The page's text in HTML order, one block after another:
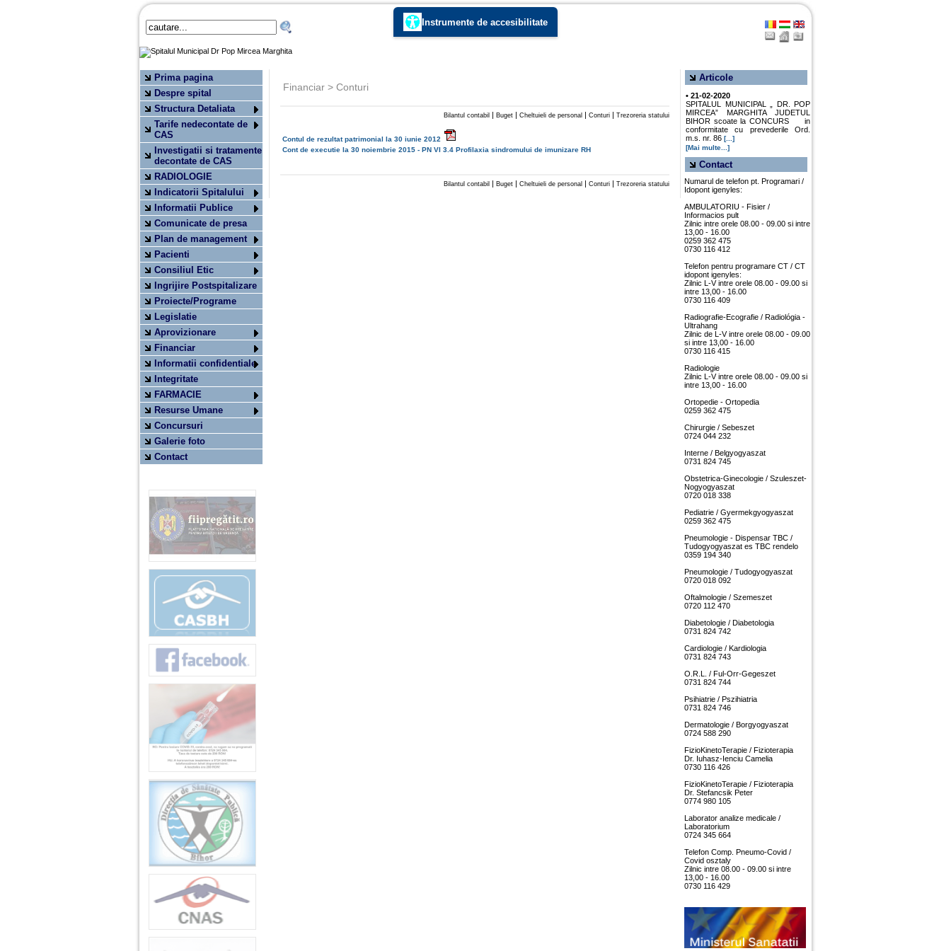
Instrumente de accesibilitate
Prima pagina
Despre spital
Structura Detaliata
Tarife nedecontate de
CAS
Investigatii si tratamente
decontate de CAS
RADIOLOGIE
Indicatorii Spitalului
Informatii Publice
Comunicate de presa
Plan de management
Pacienti
Consiliul Etic
Ingrijire Postspitalizare
Proiecte/Programe
Legislatie
Aprovizionare
Financiar
Informatii confidentiale
Integritate
FARMACIE
Resurse Umane
Concursuri
Galerie foto
Contact
Financiar > Conturi
Bilantul contabil | Buget | Cheltuieli de personal | Conturi | Trezoreria statului
Contul de rezultat patrimonial la 30 iunie 2012
Cont de executie la 30 noiembrie 2015 - PN VI 3.4 Profilaxia sindromului de imunizare RH
Bilantul contabil | Buget | Cheltuieli de personal | Conturi | Trezoreria statului
Articole
• 21-02-2020
SPITALUL MUNICIPAL „ DR. POP
MIRCEA” MARGHITA JUDETUL
BIHOR scoate la CONCURS in
conformitate cu prevederile Ord.
m.s. nr. 86 [...]
[Mai multe...]
Contact
Numarul de telefon pt. Programari /
Idopont igenyles:
AMBULATORIU - Fisier /
Informacios pult
Zilnic intre orele 08.00 - 09.00 si intre
13,00 - 16.00
0259 362 475
0730 116 412
Telefon pentru programare CT / CT
idopont igenyles:
Zilnic L-V intre orele 08.00 - 09.00 si
intre 13,00 - 16.00
0730 116 409
Radiografie-Ecografie / Radiológia -
Ultrahang
Zilnic de L-V intre orele 08.00 - 09.00
si intre 13,00 - 16.00
0730 116 415
Radiologie
Zilnic L-V intre orele 08.00 - 09.00 si
intre 13,00 - 16.00
Ortopedie - Ortopedia
0259 362 475
Chirurgie / Sebeszet
0724 044 232
Interne / Belgyogyaszat
0731 824 745
Obstetrica-Ginecologie / Szuleszet-
Nogyogyaszat
0720 018 338
Pediatrie / Gyermekgyogyaszat
0259 362 475
Pneumologie - Dispensar TBC /
Tudogyogyaszat es TBC rendelo
0359 194 340
Pneumologie / Tudogyogyaszat
0720 018 092
Oftalmologie / Szemeszet
0720 112 470
Diabetologie / Diabetologia
0731 824 742
Cardiologie / Kardiologia
0731 824 743
O.R.L. / Ful-Orr-Gegeszet
0731 824 744
Psihiatrie / Pszihiatria
0731 824 746
Dermatologie / Borgyogyaszat
0724 588 290
FizioKinetoTerapie / Fizioterapia
Dr. Iuhasz-Ienciu Camelia
0730 116 426
FizioKinetoTerapie / Fizioterapia
Dr. Stefancsik Peter
0774 980 105
Laborator analize medicale /
Laboratorium
0724 345 664
Telefon Comp. Pneumo-Covid /
Covid osztaly
Zilnic intre 08.00 - 09.00 si intre
13,00 - 16.00
0730 116 429